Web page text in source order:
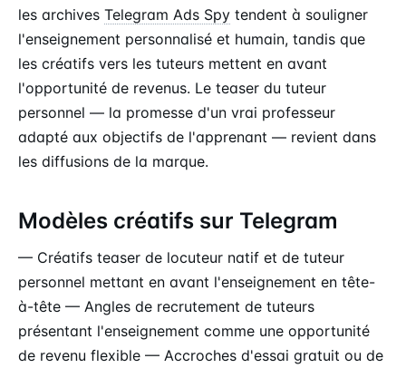
les archives Telegram Ads Spy tendent à souligner
l'enseignement personnalisé et humain, tandis que
les créatifs vers les tuteurs mettent en avant
l'opportunité de revenus. Le teaser du tuteur
personnel — la promesse d'un vrai professeur
adapté aux objectifs de l'apprenant — revient dans
les diffusions de la marque.
Modèles créatifs sur Telegram
— Créatifs teaser de locuteur natif et de tuteur
personnel mettant en avant l'enseignement en tête-
à-tête — Angles de recrutement de tuteurs
présentant l'enseignement comme une opportunité
de revenu flexible — Accroches d'essai gratuit ou de